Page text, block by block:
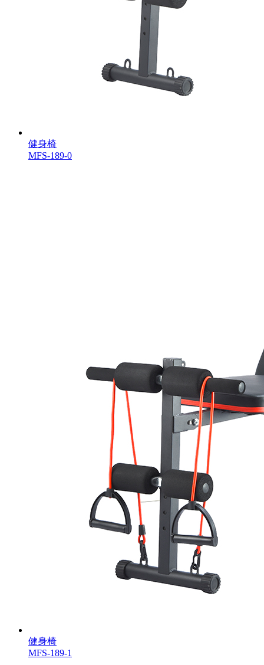
健身椅
MFS-189-0
健身椅
MFS-189-1